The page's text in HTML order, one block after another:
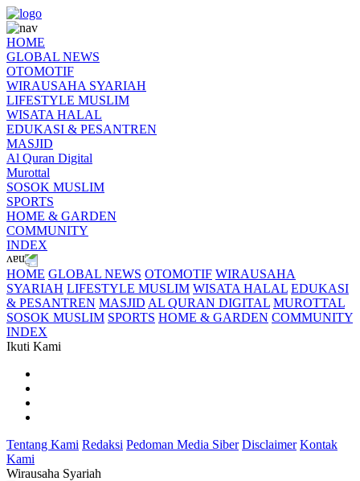
HOME
GLOBAL NEWS
OTOMOTIF
WIRAUSAHA SYARIAH
LIFESTYLE MUSLIM
WISATA HALAL
EDUKASI & PESANTREN
MASJID
Al Quran Digital
Murottal
SOSOK MUSLIM
SPORTS
HOME & GARDEN
COMMUNITY
INDEX
HOME GLOBAL NEWS OTOMOTIF WIRAUSAHA
SYARIAH LIFESTYLE MUSLIM WISATA HALAL EDUKASI
& PESANTREN MASJID AL QURAN DIGITAL MUROTTAL
SOSOK MUSLIM SPORTS HOME & GARDEN COMMUNITY
INDEX
Ikuti Kami
Tentang Kami Redaksi Pedoman Media Siber Disclaimer Kontak
Kami
Wirausaha Syariah